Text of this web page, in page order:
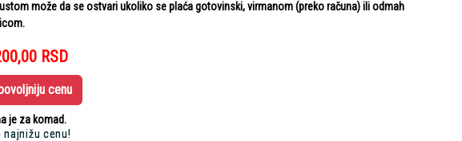
može da se ostvari ukoliko se plaća gotovinski, virmanom (preko računa) ili odmah
RSD
cenu
je za komad.
najnižu cenu!